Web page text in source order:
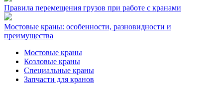
Правила перемещения грузов при работе с кранами
Мостовые краны: особенности, разновидности и
преимущества
Мостовые краны
Козловые краны
Специальные краны
Запчасти для кранов